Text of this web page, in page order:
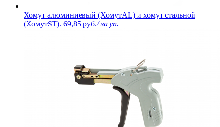
Хомут алюминиевый (ХомутAL) и хомут стальной
(ХомутST). 69,85 руб./ за уп.